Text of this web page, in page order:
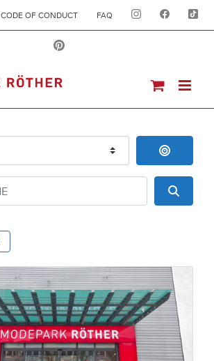
CODE OF CONDUCT FAQ
IN DER